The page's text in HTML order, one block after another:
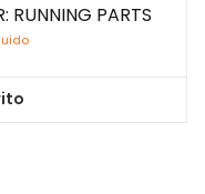
RUNNING PARTS